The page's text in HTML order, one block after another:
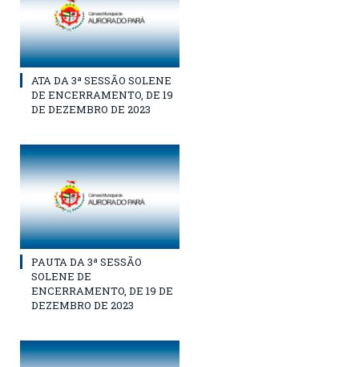
ATA DA 3ª SESSÃO SOLENE
DE ENCERRAMENTO, DE 19
DE DEZEMBRO DE 2023
PAUTA DA 3ª SESSÃO
SOLENE DE
ENCERRAMENTO, DE 19 DE
DEZEMBRO DE 2023